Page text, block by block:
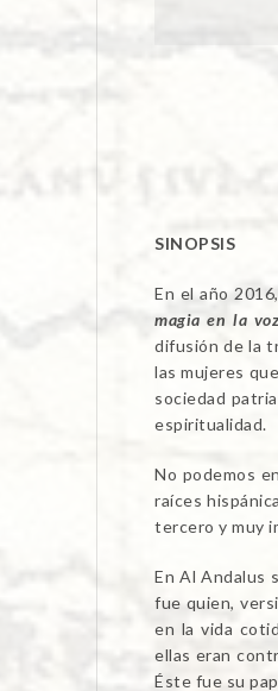
SINOPSIS
En el año
magia en la
difusión de la
las mujeres
sociedad
espiritualidad.
No podemos
raíces
tercero y muy
En Al Andalus
fue quien,
en la vida
ellas eran
Éste fue su